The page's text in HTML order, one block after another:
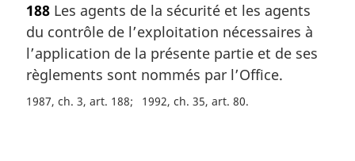
t
e
m
a
g
188 Les agents de la sécurité et les agents
du contrôle de l’exploitation nécessaires à
l’application de la présente partie et de ses
règlements sont nommés par l’Office.
1987, ch. 3, art. 188 1992, ch. 35, art. 80